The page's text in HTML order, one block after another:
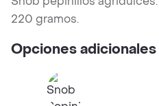
220 gramos.
Opciones